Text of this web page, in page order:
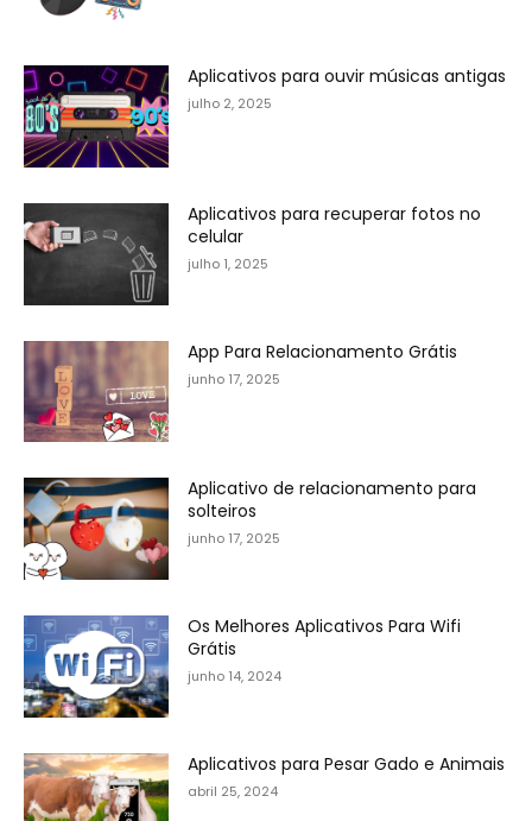
Aplicativos para ouvir músicas antigas
julho 2, 2025
Aplicativos para recuperar fotos no
celular
julho 1, 2025
App Para Relacionamento Grátis
junho 17, 2025
Aplicativo de relacionamento para
solteiros
junho 17, 2025
Os Melhores Aplicativos Para Wifi
Grátis
junho 14, 2024
Aplicativos para Pesar Gado e Animais
abril 25, 2024